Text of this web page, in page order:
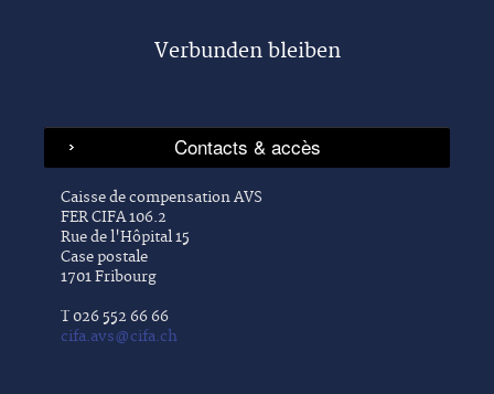
Verbunden bleiben
Caisse de compensation AVS
FER CIFA 106.2
Rue de l'Hôpital 15
Case postale
1701 Fribourg
T 026 552 66 66
cifa.avs@cifa.ch